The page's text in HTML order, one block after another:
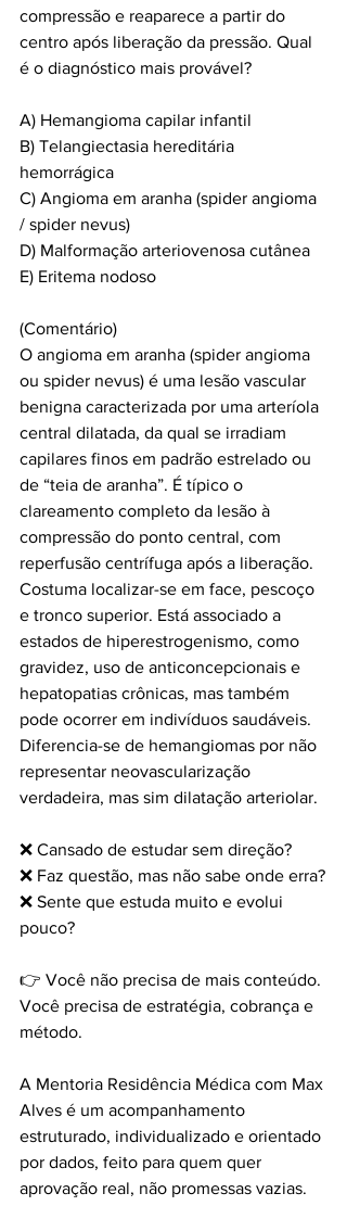
compressão e reaparece a partir do
centro após liberação da pressão. Qual
é o diagnóstico mais provável?
A) Hemangioma capilar infantil
B) Telangiectasia hereditária
hemorrágica
C) Angioma em aranha (spider angioma
/ spider nevus)
D) Malformação arteriovenosa cutânea
E) Eritema nodoso
(Comentário)
O angioma em aranha (spider angioma
ou spider nevus) é uma lesão vascular
benigna caracterizada por uma arteríola
central dilatada, da qual se irradiam
capilares finos em padrão estrelado ou
de “teia de aranha”. É típico o
clareamento completo da lesão à
compressão do ponto central, com
reperfusão centrífuga após a liberação.
Costuma localizar-se em face, pescoço
e tronco superior. Está associado a
estados de hiperestrogenismo, como
gravidez, uso de anticoncepcionais e
hepatopatias crônicas, mas também
pode ocorrer em indivíduos saudáveis.
Diferencia-se de hemangiomas por não
representar neovascularização
verdadeira, mas sim dilatação arteriolar.
❌ Cansado de estudar sem direção?
❌ Faz questão, mas não sabe onde erra?
❌ Sente que estuda muito e evolui
pouco?
👉 Você não precisa de mais conteúdo.
Você precisa de estratégia, cobrança e
método.
A Mentoria Residência Médica com Max
Alves é um acompanhamento
estruturado, individualizado e orientado
por dados, feito para quem quer
aprovação real, não promessas vazias.